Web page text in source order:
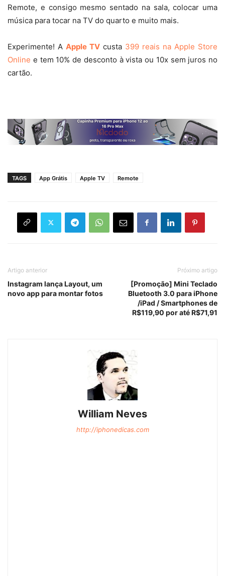
Remote, e consigo mesmo sentado na sala, colocar uma
música para tocar na TV do quarto e muito mais.
Experimente! A Apple TV custa 399 reais na Apple Store
Online e tem 10% de desconto à vista ou 10x sem juros no
cartão.
TAGS App Grátis Apple TV Remote
Artigo anterior
Instagram lança Layout, um
novo app para montar fotos
Próximo artigo
[Promoção] Mini Teclado
Bluetooth 3.0 para iPhone
/iPad / Smartphones de
R$119,90 por até R$71,91
William Neves
http://iphonedicas.com